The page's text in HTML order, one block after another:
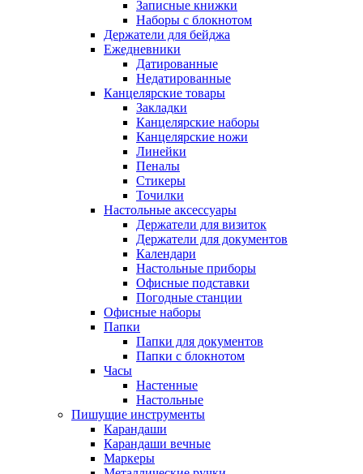
Записные книжки
Наборы с блокнотом
Держатели для бейджа
Ежедневники
Датированные
Недатированные
Канцелярские товары
Закладки
Канцелярские наборы
Канцелярские ножи
Линейки
Пеналы
Стикеры
Точилки
Настольные аксессуары
Держатели для визиток
Держатели для документов
Календари
Настольные приборы
Офисные подставки
Погодные станции
Офисные наборы
Папки
Папки для документов
Папки с блокнотом
Часы
Настенные
Настольные
Пишущие инструменты
Карандаши
Карандаши вечные
Маркеры